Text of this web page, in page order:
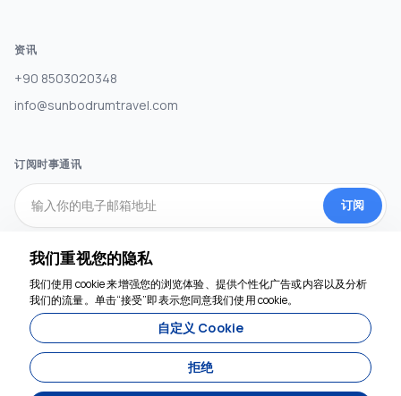
资讯
+90 8503020348
info@sunbodrumtravel.com
订阅时事通讯
订阅
社交媒体
我们重视您的隐私
我们使用 cookie 来增强您的浏览体验、提供个性化广告或内容以及分析
我们的流量。单击“接受”即表示您同意我们使用 cookie。
自定义 Cookie
拒绝
我们随时为您服务